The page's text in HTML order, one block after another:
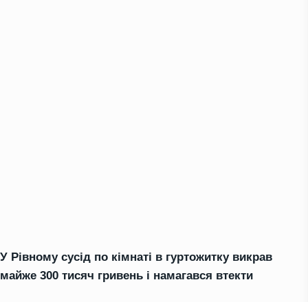
У Рівному сусід по кімнаті в гуртожитку викрав
майже 300 тисяч гривень і намагався втекти